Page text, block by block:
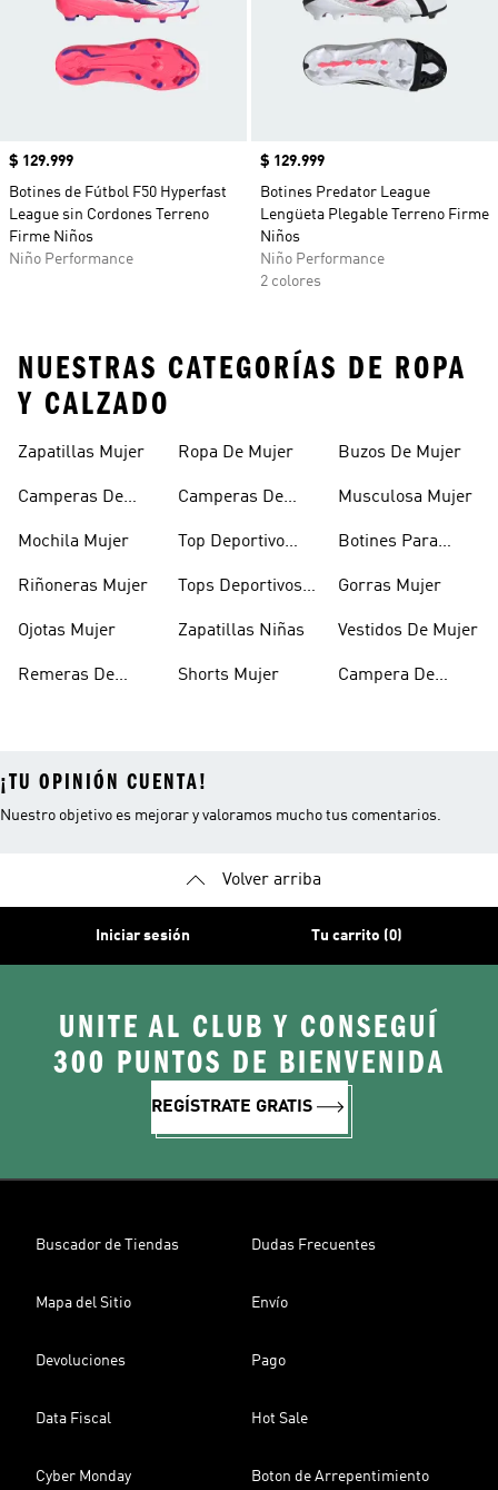
Precio
$ 129.999
Botines de Fútbol F50 Hyperfast
League sin Cordones Terreno
Firme Niños
Niño Performance
Precio
$ 129.999
Botines Predator League
Lengüeta Plegable Terreno Firme
Niños
Niño Performance
2 colores
NUESTRAS CATEGORÍAS DE ROPA
Y CALZADO
Zapatillas Mujer
Camperas De
Mochila Mujer
Riñoneras Mujer
Ojotas Mujer
Remeras De
Ropa De Mujer
Camperas De
Top Deportivo
Tops Deportivos
Zapatillas Niñas
Shorts Mujer
Buzos De Mujer
Musculosa Mujer
Botines Para
Gorras Mujer
Vestidos De Mujer
Campera De
¡TU OPINIÓN CUENTA!
Nuestro objetivo es mejorar y valoramos mucho tus comentarios.
Volver arriba
Iniciar sesión Tu carrito (0)
UNITE AL CLUB Y CONSEGUÍ
300 PUNTOS DE BIENVENIDA
REGÍSTRATE GRATIS
Buscador de Tiendas Dudas Frecuentes
Mapa del Sitio Envío
Devoluciones Pago
Data Fiscal Hot Sale
Cyber Monday Boton de Arrepentimiento